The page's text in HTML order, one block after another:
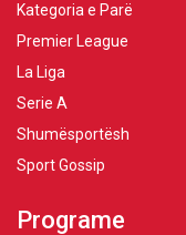
Kategoria e Parë
Premier League
La Liga
Serie A
Shumësportësh
Sport Gossip
Programe